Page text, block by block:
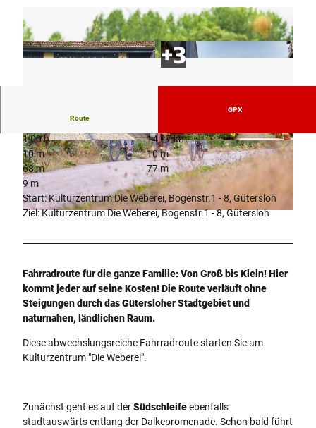
© Teutoburger Wald / pro Wirtschaft GT / Mario Wallenfang, Mario Wallenfang Fotografie |
© Teutoburger Wald | Gütersloh |CC0
© Teutoburger Wald / pro Wirtschaft GT / Mario
Wallenfang, Mario Wallenfang Fotografie |
CC-BY-SA
Route
GPX
1:00 h
14,27 km
10 m
10 m
68 m
77 m
9 m
Start: Kulturzentrum Die Weberei, Bogenstr.1 - 8, Gütersloh
Ziel: Kulturzentrum Die Weberei, Bogenstr.1 - 8, Gütersloh
Fahrradroute für die ganze Familie: Von Groß bis Klein! Hier
kommt jeder auf seine Kosten! Die Route verläuft ohne
Steigungen durch das Gütersloher Stadtgebiet und
naturnahen, ländlichen Raum.
Diese abwechslungsreiche Fahrradroute starten Sie am
Kulturzentrum "Die Weberei".
Zunächst geht es auf derSüdschleifeebenfalls
stadtauswärts entlang der Dalkepromenade. Schon bald führt